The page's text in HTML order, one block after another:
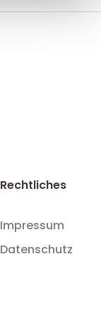
Rechtliches
Impressum
Datenschutz